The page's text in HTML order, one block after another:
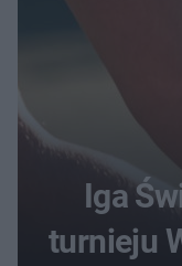
Iga
turnieju